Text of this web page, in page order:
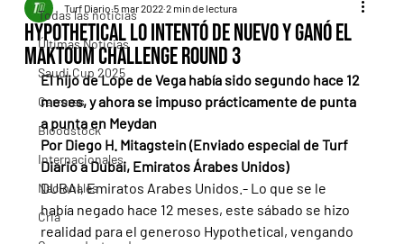
Todas las noticias
Últimas Noticias
Saudi Cup 2025
Carreras
Bloodstock
Internacionales
Nacionales
Cria
Hypothetical lo intentó de nuevo y ganó el
Maktoum Challenge Round 3
Turf Diario 5 mar 2022 2 min de lectura
El hijo de Lope de Vega había sido segundo hace 12
meses, y ahora se impuso prácticamente de punta
a punta en Meydan
Por Diego H. Mitagstein (Enviado especial de Turf
Diario a Dubai, Emiratos Árabes Unidos)
DUBAI, Emiratos Arabes Unidos.- Lo que se le
había negado hace 12 meses, este sábado se hizo
realidad para el generoso Hypothetical, vengando